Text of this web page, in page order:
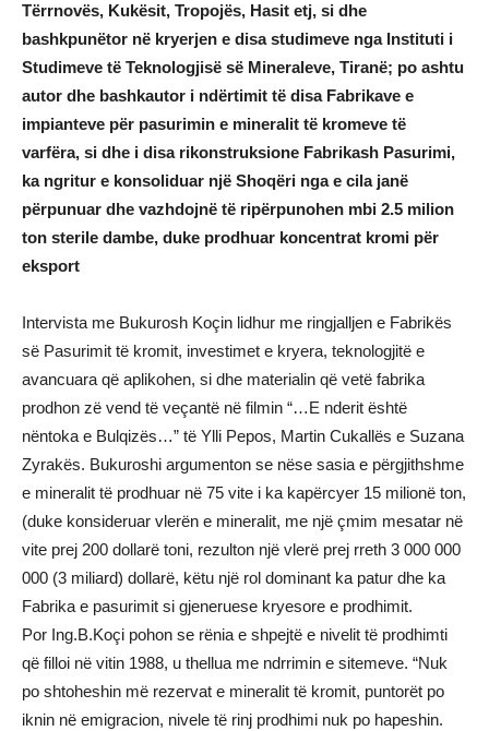
Tërrnovës, Kukësit, Tropojës, Hasit etj, si dhe
bashkpunëtor në kryerjen e disa studimeve nga Instituti i
Studimeve të Teknologjisë së Mineraleve, Tiranë; po ashtu
autor dhe bashkautor i ndërtimit të disa Fabrikave e
impianteve për pasurimin e mineralit të kromeve të
varfëra, si dhe i disa rikonstruksione Fabrikash Pasurimi,
ka ngritur e konsoliduar një Shoqëri nga e cila janë
përpunuar dhe vazhdojnë të ripërpunohen mbi 2.5 milion
ton sterile dambe, duke prodhuar koncentrat kromi për
eksport
Intervista me Bukurosh Koçin lidhur me ringjalljen e Fabrikës
së Pasurimit të kromit, investimet e kryera, teknologjitë e
avancuara që aplikohen, si dhe materialin që vetë fabrika
prodhon zë vend të veçantë në filmin “…E nderit është
nëntoka e Bulqizës…” të Ylli Pepos, Martin Cukallës e Suzana
Zyrakës. Bukuroshi argumenton se nëse sasia e përgjithshme
e mineralit të prodhuar në 75 vite i ka kapërcyer 15 milionë ton,
(duke konsideruar vlerën e mineralit, me një çmim mesatar në
vite prej 200 dollarë toni, rezulton një vlerë prej rreth 3 000 000
000 (3 miliard) dollarë, këtu një rol dominant ka patur dhe ka
Fabrika e pasurimit si gjeneruese kryesore e prodhimit.
Por Ing.B.Koçi pohon se rënia e shpejtë e nivelit të prodhimti
që filloi në vitin 1988, u thellua me ndrrimin e sitemeve. “Nuk
po shtoheshin më rezervat e mineralit të kromit, puntorët po
iknin në emigracion, nivele të rinj prodhimi nuk po hapeshin.